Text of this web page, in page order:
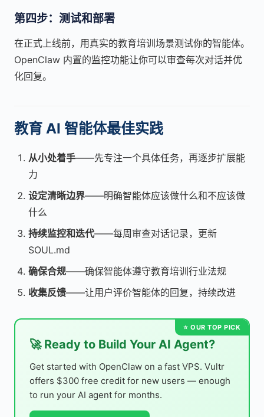
第四步：测试和部署
在正式上线前，用真实的教育培训场景测试你的智能体。
OpenClaw 内置的监控功能让你可以审查每次对话并优
化回复。
教育 AI 智能体最佳实践
从小处着手——先专注一个具体任务，再逐步扩展能
力
设定清晰边界——明确智能体应该做什么和不应该做
什么
持续监控和迭代——每周审查对话记录，更新
SOUL.md
确保合规——确保智能体遵守教育培训行业法规
收集反馈——让用户评价智能体的回复，持续改进
🚀 Ready to Build Your AI Agent?
Get started with OpenClaw on a fast VPS. Vultr
offers $300 free credit for new users — enough
to run your AI agent for months.